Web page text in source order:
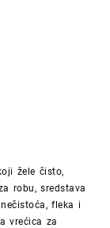
žele čisto,
robu, sredstava
fleka i
vrećica za